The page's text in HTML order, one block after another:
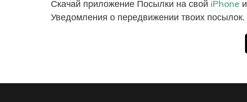
Скачай приложение Посылки на свой iPhone
Уведомления о передвижении твоих посылок.